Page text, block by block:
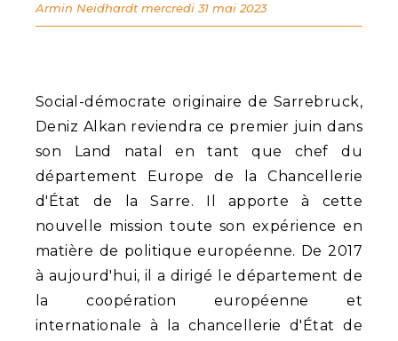
Social-démocrate originaire de Sarrebruck,
Deniz Alkan reviendra ce premier juin dans
son Land natal en tant que chef du
département Europe de la Chancellerie
d'État de la Sarre. Il apporte à cette
nouvelle mission toute son expérience en
matière de politique européenne. De 2017
à aujourd'hui, il a dirigé le département de
la coopération européenne et
internationale à la chancellerie d'État de
Armin Neidhardt mercredi 31 mai 2023